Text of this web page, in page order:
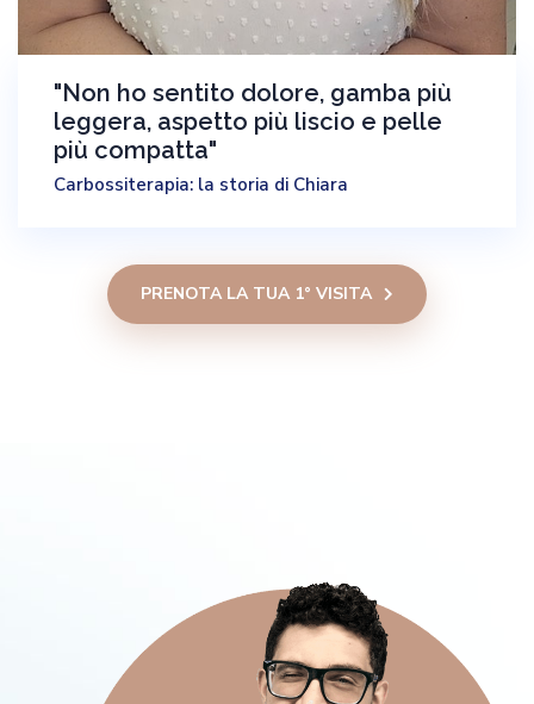
"Non ho sentito dolore, gamba più
leggera, aspetto più liscio e pelle
più compatta"
Carbossiterapia: la storia di Chiara
PRENOTA LA TUA 1° VISITA